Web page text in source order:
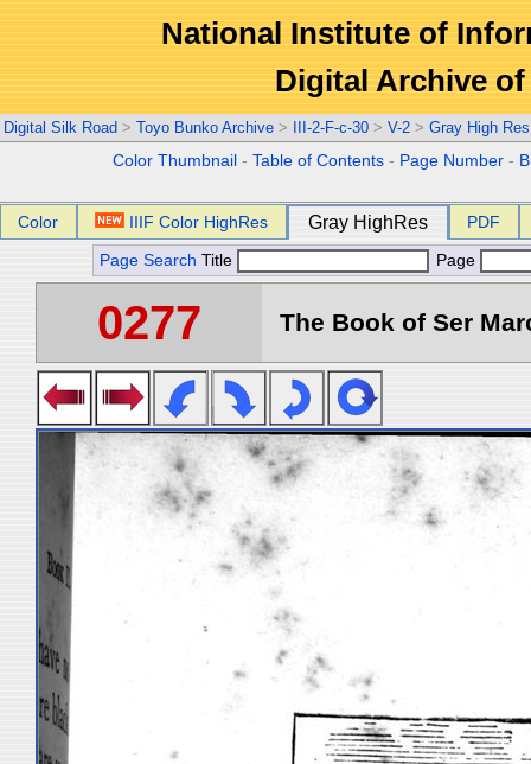
National Institute of
Digital Archive
Digital Silk Road > Toyo Bunko Archive > III-2-F-c-30 > V-2 > Gray High
Color Thumbnail -Table of Contents - Page Number -
Color IIIF Color HighRes Gray HighRes PDF
Page Search Title Page
0277 The Book of Ser